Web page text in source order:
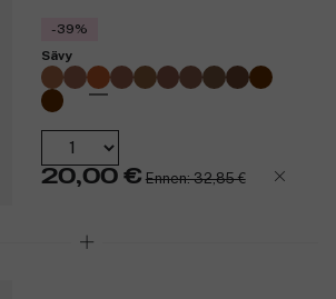
-39%
Sävy
20,00 € Ennen: 32,85 €